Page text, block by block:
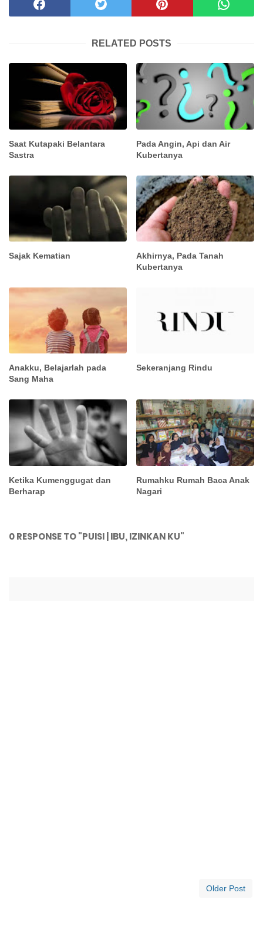
RELATED POSTS
Saat Kutapaki Belantara
Sastra
Pada Angin, Api dan Air
Kubertanya
Sajak Kematian
Akhirnya, Pada Tanah
Kubertanya
Anakku, Belajarlah pada
Sang Maha
Sekeranjang Rindu
Ketika Kumenggugat dan
Berharap
Rumahku Rumah Baca Anak
Nagari
0 RESPONSE TO "PUISI | IBU, IZINKAN KU"
Older Post